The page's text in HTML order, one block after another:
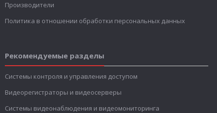
Производители
Политика в отношении обработки персональных данных
Рекомендуемые разделы
Системы контроля и управления доступом
Видеорегистраторы и видеосерверы
Системы видеонаблюдения и видеомониторинга